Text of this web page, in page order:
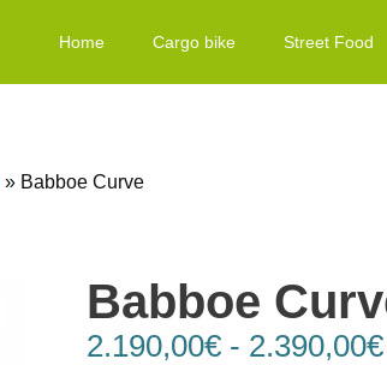
Home Cargo bike Street Food
» Babboe Curve
Babboe
2.190,00€ - 2.390,00€